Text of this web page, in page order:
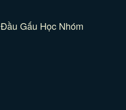
Đầu Gấu Học Nhóm